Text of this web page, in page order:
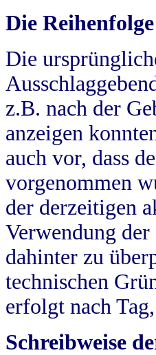
Die
Die
z.B. nach der
anzeigen
auch vor, dass
vorgenommen
der derzeitigen
Verwendung
dahinter zu
technischen
erfolgt nach
Schreibweise